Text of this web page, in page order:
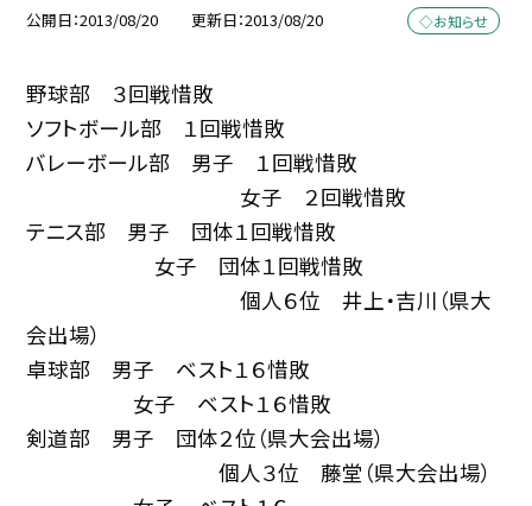
公開日 2013/08/20 更新日 2013/08/20 ◇お知らせ
野球部 ３回戦惜敗
ソフトボール部 １回戦惜敗
バレーボール部 男子 １回戦惜敗
女子 ２回戦惜敗
テニス部 男子 団体１回戦惜敗
女子 団体１回戦惜敗
個人６位 井上・吉川（県大
会出場）
卓球部 男子 ベスト１６惜敗
女子 ベスト１６惜敗
剣道部 男子 団体２位（県大会出場）
個人３位 藤堂（県大会出場）